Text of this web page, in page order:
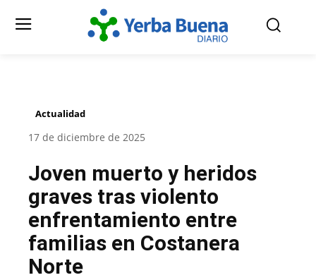
Actualidad
17 de diciembre de 2025
Joven muerto y heridos
graves tras violento
enfrentamiento entre
familias en Costanera
Norte